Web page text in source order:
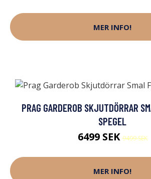
MER INFO!
PRAG GARDEROB SKJUTDÖRRAR
SPEGEL
6499 SEK9499 SEK
MER INFO!